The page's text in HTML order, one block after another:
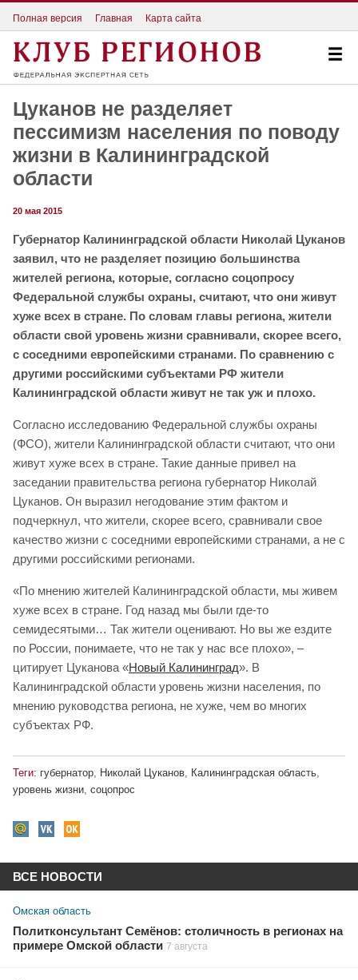
Полная версия Главная Карта сайта
Цуканов не разделяет
пессимизм населения по поводу
жизни в Калининградской
области
20 мая 2015
Губернатор Калининградской области Николай Цуканов
заявил, что не разделяет позицию большинства
жителей региона, которые, согласно соцопросу
Федеральной службы охраны, считают, что они живут
хуже всех в стране. По словам главы региона, жители
области свой уровень жизни сравнивали, скорее всего,
с соседними европейскими странами. По сравнению с
другими российскими субъектами РФ жители
Калининградской области живут не так уж и плохо.
Согласно исследованию Федеральной службы охраны
(ФСО), жители Калининградской области считают, что они
живут хуже всех в стране. Такие данные привел на
заседании правительства региона губернатор Николай
Цуканов. Он выразил негодование этим фактом и
подчеркнул, что жители, скорее всего, сравнивали свое
качество жизни с соседними европейскими странами, а не с
другими российскими регионами.
«По мнению жителей Калининградской области, мы живем
хуже всех в стране. Год назад мы были где-то
семидесятыми… Так жители оценивают. Но вы же ездите
по России, понимаете, что не так у нас все плохо», –
цитирует Цуканова «Новый Калининград». В
Калининградской области уровень жизни населения, по
мнению руководства региона, не хуже, чем во многих
субъектах РФ.
Теги: губернатор Николай Цуканов Калининградская область
уровень жизни соцопрос
ВСЕ НОВОСТИ
Омская область
Политконсультант Семёнов: столичность в регионах на
примере Омской области 7 августа